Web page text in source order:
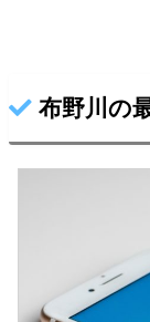
布野川の